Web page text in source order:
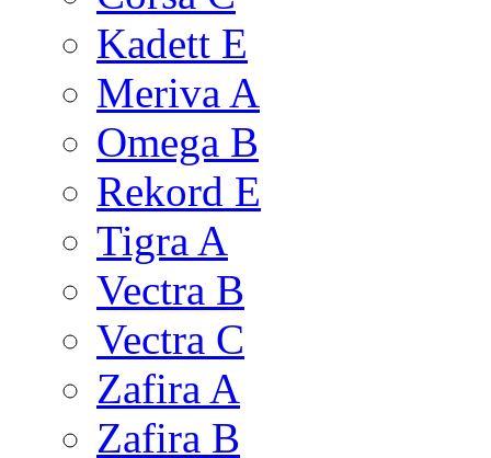
Kadett E
Meriva A
Omega B
Rekord E
Tigra A
Vectra B
Vectra C
Zafira A
Zafira B